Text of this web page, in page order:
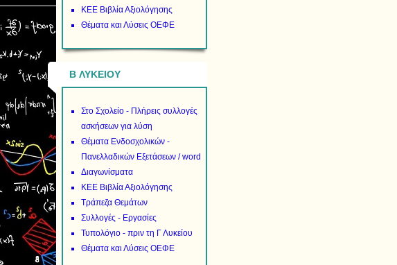
ΚΕΕ Βιβλία Αξιολόγησης
Θέματα και Λύσεις ΟΕΦΕ
B ΛΥΚΕΙΟΥ
Στο Σχολείο - Πλήρεις συλλογές
ασκήσεων για λύση
Θέματα Ενδοσχολικών -
Πανελλαδικών Εξετάσεων / word
Διαγωνίσματα
ΚΕΕ Βιβλία Αξιολόγησης
Τράπεζα Θεμάτων
Συλλογές - Εργασίες
Τυπολόγιο - πριν τη Γ Λυκείου
Θέματα και Λύσεις ΟΕΦΕ